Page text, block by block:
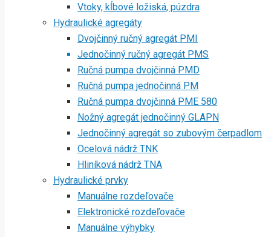
Vtoky, kĺbové ložiská, púzdra
Hydraulické agregáty
Dvojčinný ručný agregát PMI
Jednočinný ručný agregát PMS
Ručná pumpa dvojčinná PMD
Ručná pumpa jednočinná PM
Ručná pumpa dvojčinná PME 580
Nožný agregát jednočinný GLAPN
Jednočinný agregát so zubovým čerpadlom
Ocelová nádrž TNK
Hliníková nádrž TNA
Hydraulické prvky
Manuálne rozdeľovače
Elektronické rozdeľovače
Manuálne výhybky